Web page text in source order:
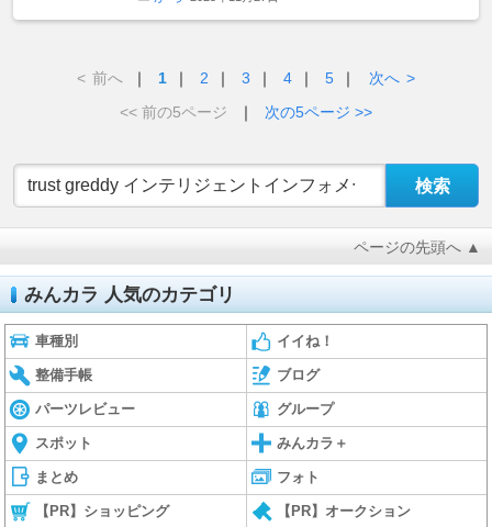
< 前へ ｜ 1 ｜ 2 ｜ 3 ｜ 4 ｜ 5 ｜ 次へ >
<< 前の5ページ
｜ 次の5ページ >>
ページの先頭へ ▲
みんカラ 人気のカテゴリ
車種別 イイね！
整備手帳 ブログ
パーツレビュー グループ
スポット みんカラ＋
まとめ フォト
【PR】ショッピング 【PR】オークション